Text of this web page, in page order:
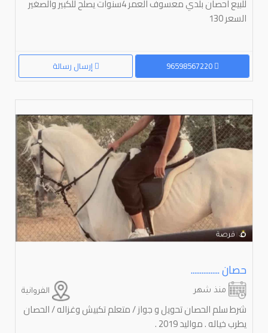
للبيع احصان بلدي معسوف العمر 4سنوات يصلح للكبير والصغير
السعر 130
إرسال رسالة 96598567220
حصان ................
الفروانية منذ شهر
شرط سلم الحصان تحويل و جواز / متعلم تكبيش وغزاله / الحصان
يطرب خياله . مواليد 2019 .